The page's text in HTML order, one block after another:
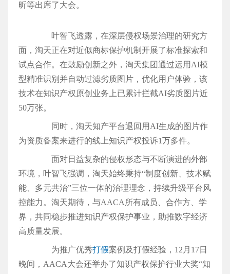
昕等出席了大会。
叶智飞透露，在深层侵权场景治理的研究方
面，淘天正在对近似商标保护机制开展了标准探索和
试点合作。在鼓励创新之外，淘天集团通过运用AI模
型精准识别并自动过滤劣质图片，优化用户体验，该
技术在知识产权原创业务上已累计拦截AI劣质图片近
50万张。
同时，淘天知产平台退回用AI生成的图片作
为资质备案来进行的线上知识产权投诉1万多件。
面对日益复杂的侵权形态与不断演进的外部
环境，叶智飞强调，淘天始终秉持“制度创新、技术赋
能、多元共治”三位一体的治理理念，持续升级平台风
控能力。淘天期待，与AACA所有成员、合作方、学
界，共同稳步推进知识产权保护事业，助推数字经济
高质量发展。
为推广优秀打假案例及打假经验，12月17日
晚间，AACA大会还举办了知识产权保护行业大奖“知